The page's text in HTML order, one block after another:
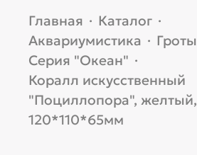
Главная · Каталог ·
Аквариумистика · Гроты
Серия "Океан" ·
Коралл искусственный
"Поциллопора", желтый,
120*110*65мм